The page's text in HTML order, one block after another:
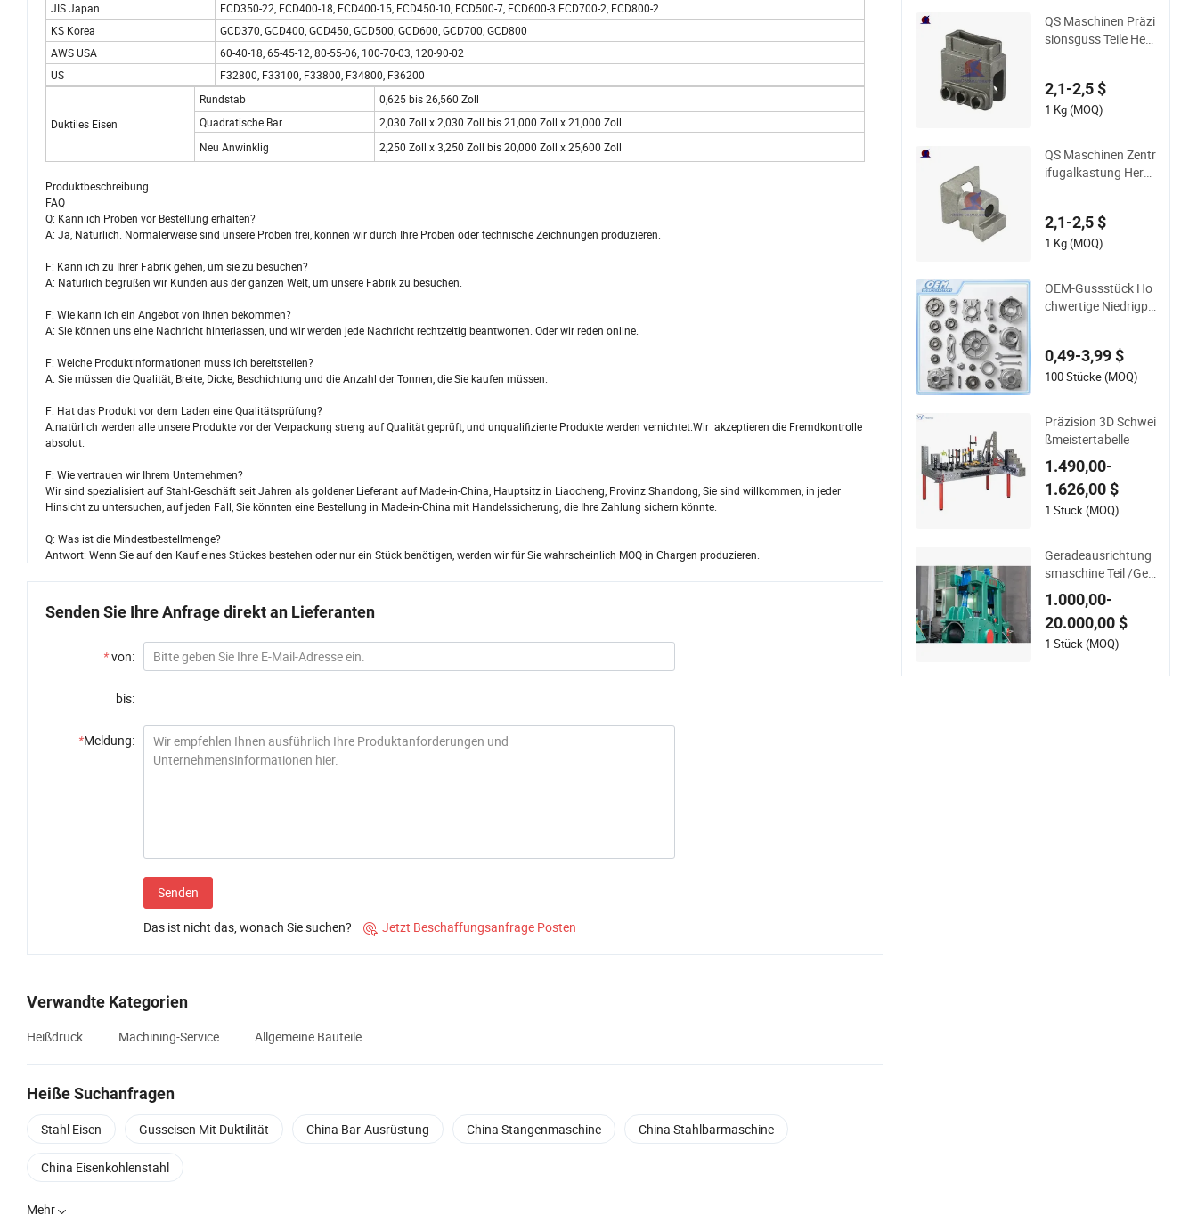
JIS Japan
FCD350-22, FCD400-18, FCD400-15, FCD450-10, FCD500-7, FCD600-3 FCD700-2, FCD800-2
KS Korea
GCD370, GCD400, GCD450, GCD500, GCD600, GCD700, GCD800
AWS USA
60-40-18, 65-45-12, 80-55-06, 100-70-03, 120-90-02
US
F32800, F33100, F33800, F34800, F36200
Duktiles Eisen
Rundstab
0,625 bis 26,560 Zoll
Quadratische Bar
2,030 Zoll x 2,030 Zoll bis 21,000 Zoll x 21,000 Zoll
Neu Anwinklig
2,250 Zoll x 3,250 Zoll bis 20,000 Zoll x 25,600 Zoll
Produktbeschreibung
FAQ
Q: Kann ich Proben vor Bestellung erhalten?
A: Ja, Natürlich. Normalerweise sind unsere Proben frei, können wir durch Ihre Proben oder technische Zeichnungen produzieren.
F: Kann ich zu Ihrer Fabrik gehen, um sie zu besuchen?
A: Natürlich begrüßen wir Kunden aus der ganzen Welt, um unsere Fabrik zu besuchen.
F: Wie kann ich ein Angebot von Ihnen bekommen?
A: Sie können uns eine Nachricht hinterlassen, und wir werden jede Nachricht rechtzeitig beantworten. Oder wir reden online.
F: Welche Produktinformationen muss ich bereitstellen?
A: Sie müssen die Qualität, Breite, Dicke, Beschichtung und die Anzahl der Tonnen, die Sie kaufen müssen.
F: Hat das Produkt vor dem Laden eine Qualitätsprüfung?
A:natürlich werden alle unsere Produkte vor der Verpackung streng auf Qualität geprüft, und unqualifizierte Produkte werden vernichtet.Wir akzeptieren die Fremdkontrolle
absolut.
F: Wie vertrauen wir Ihrem Unternehmen?
Wir sind spezialisiert auf Stahl-Geschäft seit Jahren als goldener Lieferant auf Made-in-China, Hauptsitz in Liaocheng, Provinz Shandong, Sie sind willkommen, in jeder
Hinsicht zu untersuchen, auf jeden Fall, Sie könnten eine Bestellung in Made-in-China mit Handelssicherung, die Ihre Zahlung sichern könnte.
Q: Was ist die Mindestbestellmenge?
Antwort: Wenn Sie auf den Kauf eines Stückes bestehen oder nur ein Stück benötigen, werden wir für Sie wahrscheinlich MOQ in Chargen produzieren.
Senden Sie Ihre Anfrage direkt an Lieferanten
*von:
bis:
*Meldung:
Senden
Das ist nicht das, wonach Sie suchen?  Jetzt Beschaffungsanfrage Posten
Verwandte Kategorien
Heißdruck Machining-Service Allgemeine Bauteile
Heiße Suchanfragen
Stahl Eisen Gusseisen Mit Duktilität China Bar-Ausrüstung China Stangenmaschine China Stahlbarmaschine
China Eisenkohlenstahl
Mehr
QS Maschinen Präzi
sionsguss Teile Hers
rbeitungsdienste Ch
ina Edelstahlguss fü
2,1-2,5 $
1 Kg (MOQ)
QS Maschinen Zentr
ifugalkastung Herst
stleistungen China
Guss Aluminium Me
2,1-2,5 $
1 Kg (MOQ)
OEM-Gussstück Ho
chwertige Niedrigpr
stücke für Auto/Aut
omobil Motorrad Lk
0,49-3,99 $
100 Stücke (MOQ)
Präzision 3D Schwei
ßmeistertabelle
1.490,00-
1.626,00 $
1 Stück (MOQ)
Geradeausrichtung
smaschine Teil /Ger
adeausrichtungsma
schine für die Stahlh
erstellung
1.000,00-
20.000,00 $
1 Stück (MOQ)